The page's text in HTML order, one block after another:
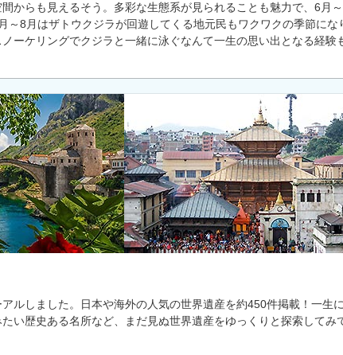
からも見えるそう。多彩な生態系が見られることも魅力で、6月
～8月はザトウクジラが回遊してくる地元民もワクワクの季節にな
ーケリングでクジラと一緒に泳ぐなんて一生の思い出となる経験
ルしました。日本や海外の人気の世界遺産を約450件掲載！一生
い歴史ある名所など、まだ見ぬ世界遺産をゆっくりと探索してみ